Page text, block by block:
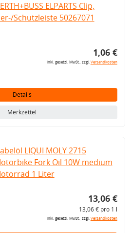
ELPARTS Clip,
Schutzleiste 50267071
1,06 €
inkl. gesetzl. MwSt., zzgl.Versandkosten
Details
Merkzettel
LIQUI MOLY 2715
Fork Oil 10W medium
1 Liter
13,06 €
13,06 € pro 1 l
inkl. gesetzl. MwSt., zzgl.Versandkosten